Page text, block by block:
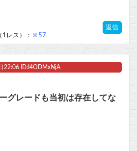
返信
レス）： ※57
22:06 ID:I4ODMxNjA
グレードも当初は存在してな